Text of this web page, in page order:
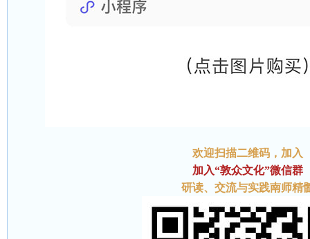
欢迎扫描二维码 ，加入
加入“敦众文化”微信群
研读、交流与实践南师精